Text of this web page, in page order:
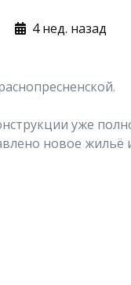
4 нед. назад
уже
новое